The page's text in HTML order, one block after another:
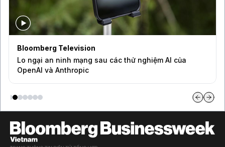
Bloomberg Television
Lo ngại an ninh mạng sau các thử nghiệm AI của
OpenAI và Anthropic